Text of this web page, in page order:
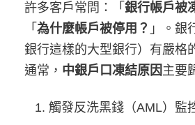
許多客戶常問：「 銀行帳戶被
「 為什麼帳戶被停用？ 」。銀
銀行這樣的大型銀行）有嚴格
通常， 中銀戶口凍結原因主要
觸發反洗黑錢（AML）監